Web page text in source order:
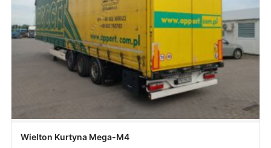
Wielton Kurtyna Mega-M4